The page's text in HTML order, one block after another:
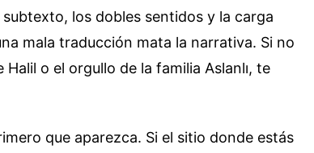
los dobles sentidos y la carga
mala traducción mata la narrativa. Si no
o el orgullo de la familia Aslanlı, te
que aparezca. Si el sitio donde estás